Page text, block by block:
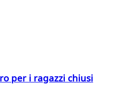
per i ragazzi chiusi